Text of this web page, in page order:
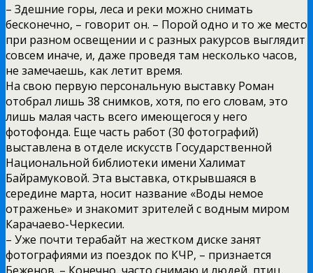
– Здешние горы, леса и реки можно снимать
бесконечно, – говорит он. – Порой одно и то же место
при разном освещении и с разных ракурсов выглядит
совсем иначе, и, даже проведя там несколько часов,
не замечаешь, как летит время.
На свою первую персональную выставку Роман
отобрал лишь 38 снимков, хотя, по его словам, это
лишь малая часть всего имеющегося у него
фотофонда. Еще часть работ (30 фотографий)
выставлена в отделе искусств Государственной
Национальной библиотеки имени Халимат
Байрамуковой. Эта выставка, открывшаяся в
середине марта, носит название «Воды немое
отраженье» и знакомит зрителей с водным миром
Карачаево-Черкесии.
– Уже почти терабайт на жестком диске занят
фотографиями из поездок по КЧР, – признается